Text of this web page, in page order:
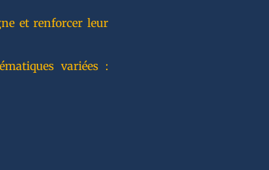
et renforcer leur
variées :